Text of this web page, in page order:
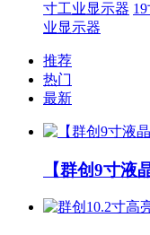
寸工业显示器
业显示器
推荐
热门
最新
【群创9寸液